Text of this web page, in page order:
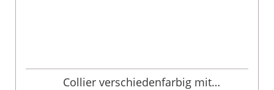
Collier verschiedenfarbig mit